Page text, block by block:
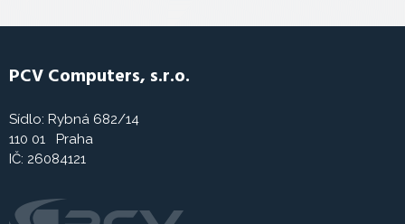
PCV Computers, s.r.o.
Sídlo: Rybná 682/14
110 01 Praha
IČ: 26084121